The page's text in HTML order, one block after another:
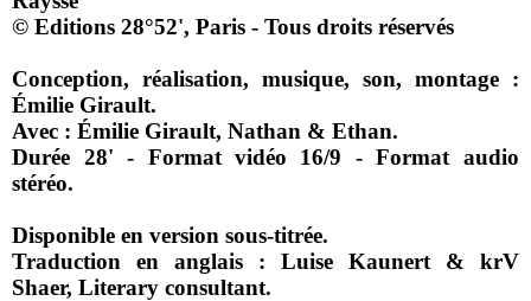
© Editions 28°52', Paris - Tous droits réservés
Conception, réalisation, musique, son, montage :
Émilie Girault.
Avec : Émilie Girault, Nathan & Ethan.
Durée 28' - Format vidéo 16/9 - Format audio
stéréo.
Disponible en version sous-titrée.
Traduction en anglais : Luise Kaunert & krV
Shaer, Literary consultant.